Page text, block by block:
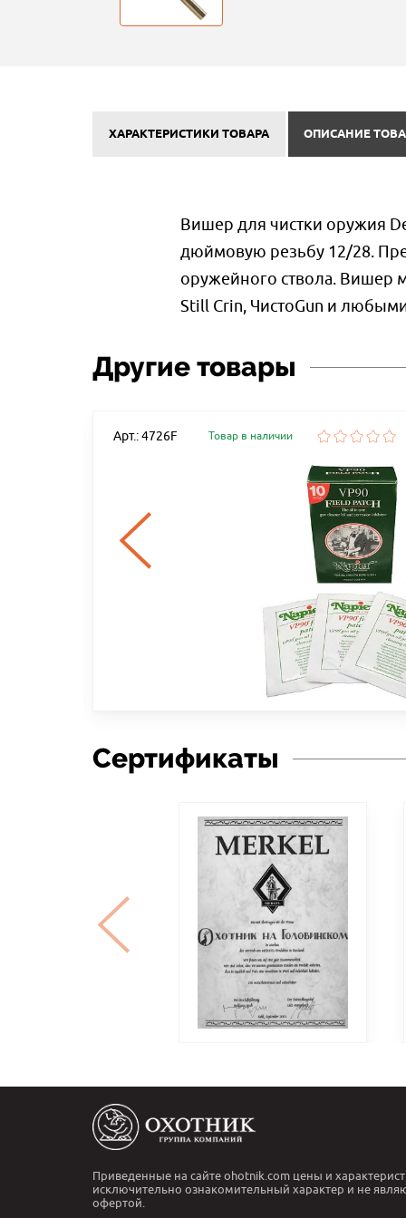
ХАРАКТЕРИСТИКИ ТОВАРА ОПИСАНИЕ
Вишер для чистки оружия
дюймовую резьбу 12/28.
оружейного ствола. Вишер
Still Crin, ЧистоGun и
Другие товары
Арт.: 4726F Товар в наличии
Сертификаты
Приведенные на сайте ohotnik.com цены и
исключительно ознакомительный характер и не
офертой.